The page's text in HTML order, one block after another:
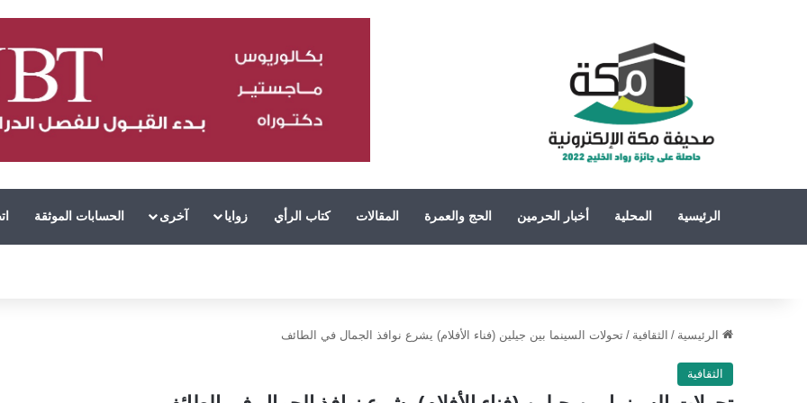
الرئيسية المحلية أخبار الحرمين الحج والعمرة المقالات كتاب الرأي زوايا آخرى الحسابات الموثقة
الرئيسية / الثقافية / تحولات السينما بين جيلين (فناء الأفلام) يشرع نوافذ الجمال في الطائف
الثقافية